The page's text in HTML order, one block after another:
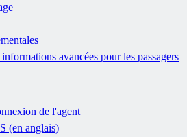
avancées pour les passagers
de l'agent
(en anglais)